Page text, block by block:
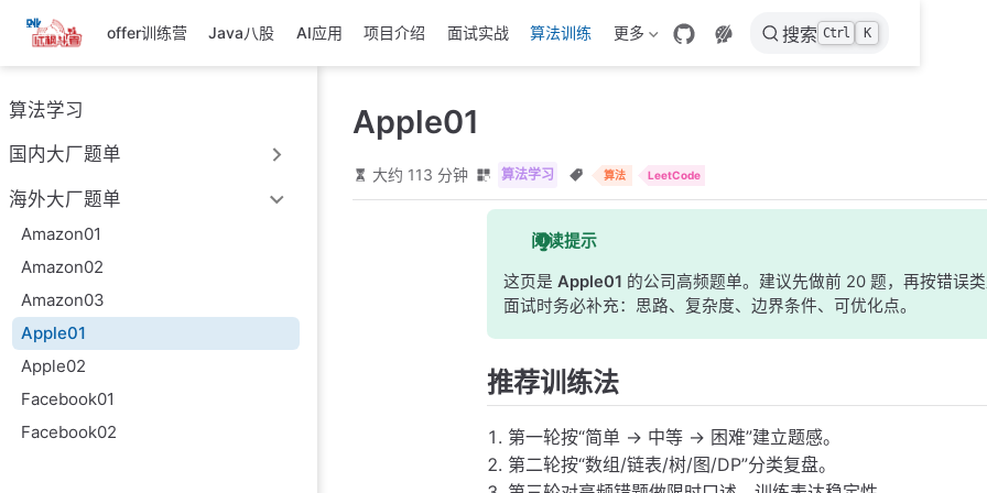
跳
至
主
要
內
容
offer训练营 Java八股 AI应用 项目介绍 面试实战 算法训练 更多 搜索 Ctrl K
算法学习
国内大厂题单
海外大厂题单
Amazon01
Amazon02
Amazon03
Apple01
Apple02
Facebook01
Facebook02
Apple01
大约 113 分钟 算法学习 算法 LeetCode
阅读提示
这页是 Apple01 的公司高频题单。建议先做前 20 题，再按错误类
面试时务必补充：思路、复杂度、边界条件、可优化点。
推荐训练法
第一轮按“简单 -> 中等 -> 困难”建立题感。
第二轮按“数组/链表/树/图/DP”分类复盘。